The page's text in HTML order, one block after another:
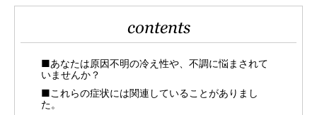
contents
■あなたは原因不明の冷え性や、不調に悩まされて
いませんか？
■これらの症状には関連していることがありまし
た。